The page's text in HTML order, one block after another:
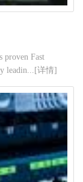
proven Fast
leadin...[详情]